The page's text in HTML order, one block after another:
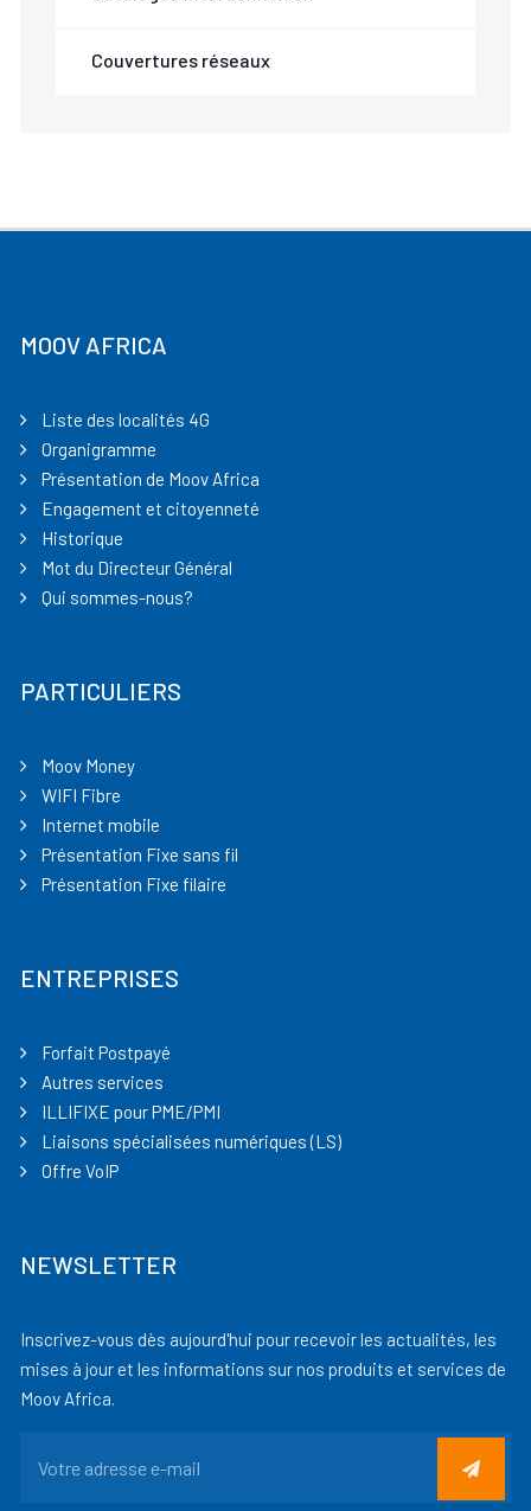
Couvertures réseaux
MOOV AFRICA
Liste des localités 4G
Organigramme
Présentation de Moov Africa
Engagement et citoyenneté
Historique
Mot du Directeur Général
Qui sommes-nous?
PARTICULIERS
Moov Money
WIFI Fibre
Internet mobile
Présentation Fixe sans fil
Présentation Fixe filaire
ENTREPRISES
Forfait Postpayé
Autres services
ILLIFIXE pour PME/PMI
Liaisons spécialisées numériques (LS)
Offre VoIP
NEWSLETTER
Inscrivez-vous dès aujourd'hui pour recevoir les actualités, les
mises à jour et les informations sur nos produits et services de
Moov Africa.